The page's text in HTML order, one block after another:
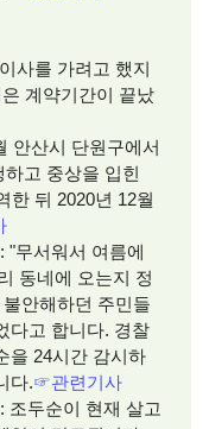
사를 가려고 했지
계약기간이 끝났
안산시 단원구에서
고 중상을 입힌
한 뒤 2020년 12월
: "무서워서 여름에
동네에 오는지 정
안해하던 주민들
다고 합니다. 경찰
을 24시간 감시하
다.☞관련기사
: 조두순이 현재 살고